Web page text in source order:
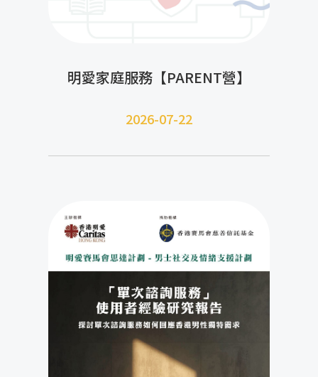
明愛家庭服務【PARENT營】
2026-07-22